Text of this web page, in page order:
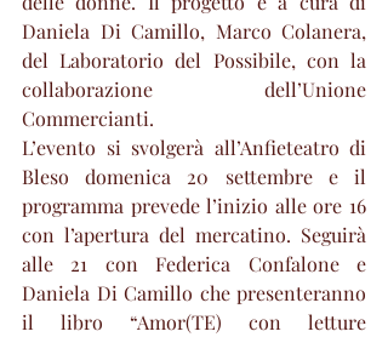
Daniela Di Camillo, Marco Colanera,
del Laboratorio del Possibile, con la
collaborazione dell’Unione
Commercianti.
L’evento si svolgerà all’Anfieteatro di
Bleso domenica 20 settembre e il
programma prevede l’inizio alle ore 16
con l’apertura del mercatino. Seguirà
alle 21 con Federica Confalone e
Daniela Di Camillo che presenteranno
il libro “Amor(TE) con letture